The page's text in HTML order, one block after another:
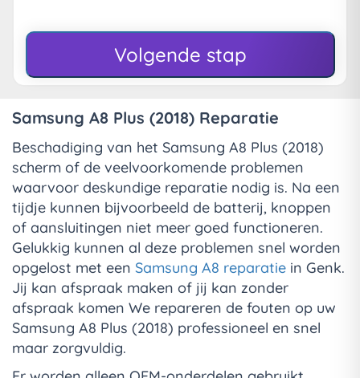
Volgende stap
Samsung A8 Plus (2018) Reparatie
Beschadiging van het Samsung A8 Plus (2018)
scherm of de veelvoorkomende problemen
waarvoor deskundige reparatie nodig is. Na een
tijdje kunnen bijvoorbeeld de batterij, knoppen
of aansluitingen niet meer goed functioneren.
Gelukkig kunnen al deze problemen snel worden
opgelost met een Samsung A8 reparatie in Genk.
Jij kan afspraak maken of jij kan zonder
afspraak komen We repareren de fouten op uw
Samsung A8 Plus (2018) professioneel en snel
maar zorgvuldig.